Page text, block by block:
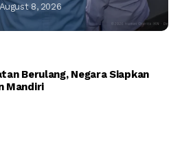
August 8, 2026
Berulang, Negara Siapkan
Mandiri